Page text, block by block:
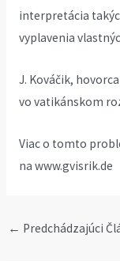
interpretácia
vyplavenia
J. Kováčik, hovorca
vo vatikánskom
Viac o tomto
na www.gvisrik.de
Post
← Predchádzajúci